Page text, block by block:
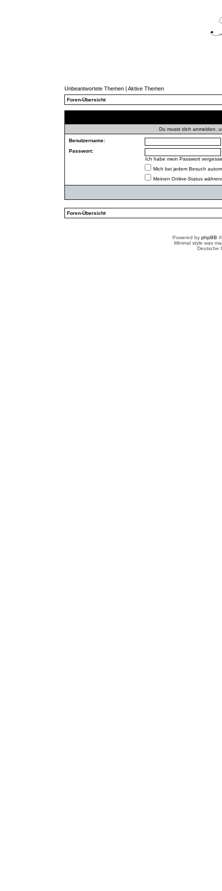
Unbeantwortete Themen | Aktive Themen
Foren-Übersicht
Du musst dich anmelden,
Benutzername:
Passwort:
Ich habe mein Passwort
Mich bei jedem Besuch
Meinen Online-Status
Foren-Übersicht
Powered by phpBB
Minimal style was
Deutsche